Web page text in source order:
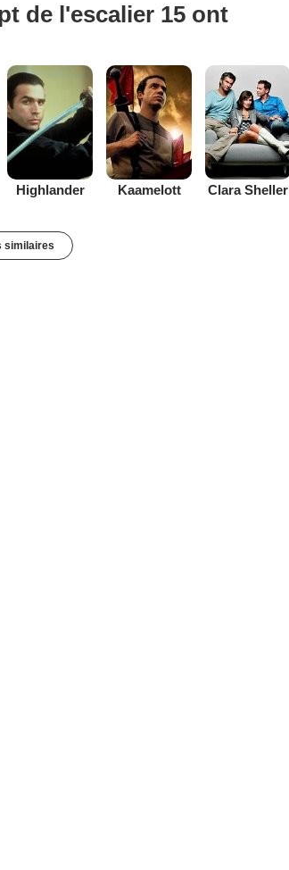
de l'escalier 15 ont
Highlander Kaamelott Clara Sheller
similaires